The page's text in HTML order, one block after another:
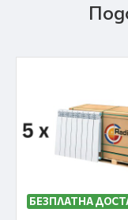
БЕЗПЛАТНА